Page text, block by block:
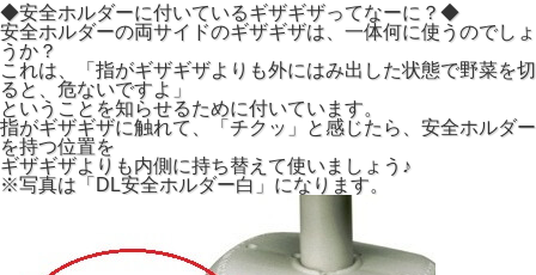
◆安全ホルダーに付いているギザギザってなーに？◆
安全ホルダーの両サイドのギザギザは、一体何に使うのでしょ
うか？
これは、「指がギザギザよりも外にはみ出した状態で野菜を切
ると、危ないですよ」
ということを知らせるために付いています。
指がギザギザに触れて、「チクッ」と感じたら、安全ホルダー
を持つ位置を
ギザギザよりも内側に持ち替えて使いましょう♪
※写真は「DL安全ホルダー白」になります。